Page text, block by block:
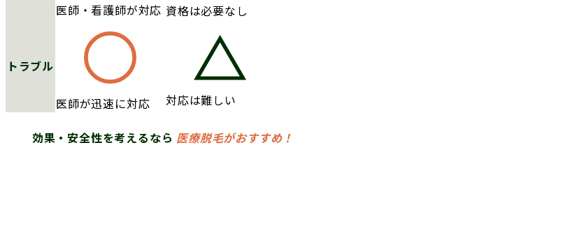
医師・看護師が対応 資格は必要なし
トラブル
医師が迅速に対応 対応は難しい
効果・安全性を考えるなら 医療脱毛がおすすめ！